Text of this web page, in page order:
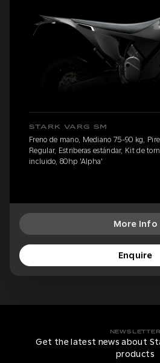
STARK VARG SM
Freno de mano, Mediano 75-90 kg,
Regular, Estriberas estándar, Kit de
incluido, 80hp 'Alpha'
More Info
Enquire
NEWSLETTER
Get the latest news about
products